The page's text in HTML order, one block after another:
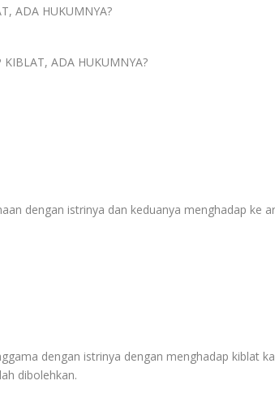
KIBLAT, ADA HUKUMNYA?
dengan istrinya dan keduanya menghadap ke
dengan istrinya dengan menghadap kiblat
dibolehkan.